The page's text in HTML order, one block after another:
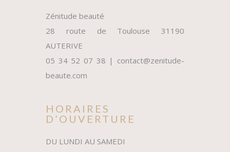
Zénitude beauté
28 route de Toulouse 31190
AUTERIVE
05 34 52 07 38 | contact@zenitude-
beaute.com
HORAIRES
D’OUVERTURE
DU LUNDI AU SAMEDI